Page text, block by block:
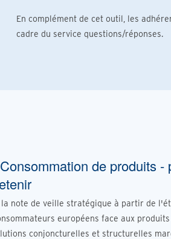
En complément de cet outil, les
cadre du service questions/réponses.
de produits
note de veille stratégique à partir de
européens face aux
conjoncturelles et structurelles